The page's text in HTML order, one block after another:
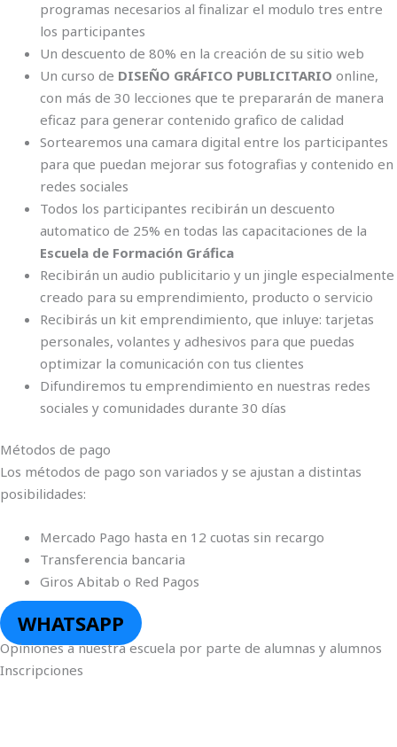
programas necesarios al finalizar el modulo tres entre
los participantes
Un descuento de 80% en la creación de su sitio web
Un curso de DISEÑO GRÁFICO PUBLICITARIO online,
con más de 30 lecciones que te prepararán de manera
eficaz para generar contenido grafico de calidad
Sortearemos una camara digital entre los participantes
para que puedan mejorar sus fotografias y contenido en
redes sociales
Todos los participantes recibirán un descuento
automatico de 25% en todas las capacitaciones de la
Escuela de Formación Gráfica
Recibirán un audio publicitario y un jingle especialmente
creado para su emprendimiento, producto o servicio
Recibirás un kit emprendimiento, que inluye: tarjetas
personales, volantes y adhesivos para que puedas
optimizar la comunicación con tus clientes
Difundiremos tu emprendimiento en nuestras redes
sociales y comunidades durante 30 días
Métodos de pago
Los métodos de pago son variados y se ajustan a distintas
posibilidades:
Mercado Pago hasta en 12 cuotas sin recargo
Transferencia bancaria
Giros Abitab o Red Pagos
WHATSAPP
Opiniones a nuestra escuela por parte de alumnas y alumnos
Inscripciones